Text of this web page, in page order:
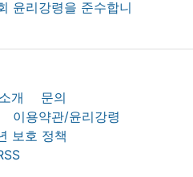
소개
문의
이용약관/윤리강령
보호 정책